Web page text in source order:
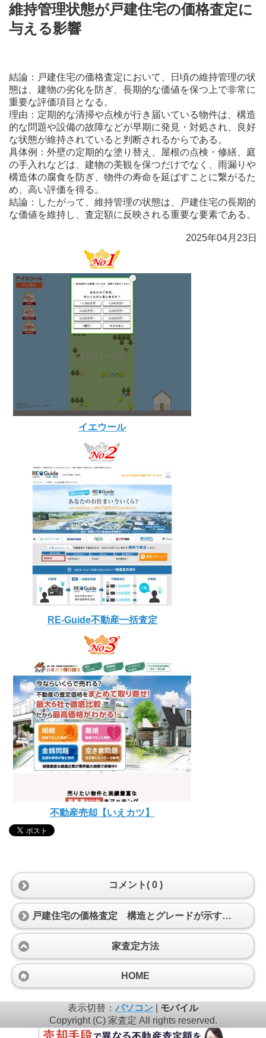
維持管理状態が戸建住宅の価格査定に
与える影響
結論：戸建住宅の価格査定において、日頃の維持管理の状
態は、建物の劣化を防ぎ、長期的な価値を保つ上で非常に
重要な評価項目となる。
理由：定期的な清掃や点検が行き届いている物件は、構造
的な問題や設備の故障などが早期に発見・対処され、良好
な状態が維持されていると判断されるからである。
具体例：外壁の定期的な塗り替え、屋根の点検・修繕、庭
の手入れなどは、建物の美観を保つだけでなく、雨漏りや
構造体の腐食を防ぎ、物件の寿命を延ばすことに繋がるた
め、高い評価を得る。
結論：したがって、維持管理の状態は、戸建住宅の長期的
な価値を維持し、査定額に反映される重要な要素である。
2025年04月23日
イエウール
RE-Guide不動産一括査定
不動産売却【いえカツ】
コメント( 0 )
戸建住宅の価格査定 構造とグレードが示す価値
家査定方法
HOME
表示切替：パソコン
モバイル
Copyright (C) 家査定 All rights reserved.